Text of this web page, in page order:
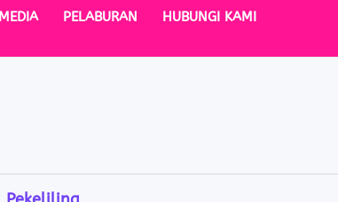
MEDIA PELABURAN HUBUNGI KAMI